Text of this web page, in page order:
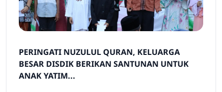
PERINGATI NUZULUL QURAN, KELUARGA
BESAR DISDIK BERIKAN SANTUNAN UNTUK
ANAK YATIM...